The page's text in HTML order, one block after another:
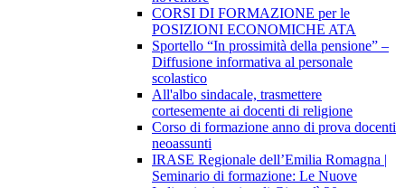
CORSI DI FORMAZIONE per le
POSIZIONI ECONOMICHE ATA
Sportello “In prossimità della pensione” –
Diffusione informativa al personale
scolastico
All'albo sindacale, trasmettere
cortesemente ai docenti di religione
Corso di formazione anno di prova docenti
neoassunti
IRASE Regionale dell’Emilia Romagna |
Seminario di formazione: Le Nuove